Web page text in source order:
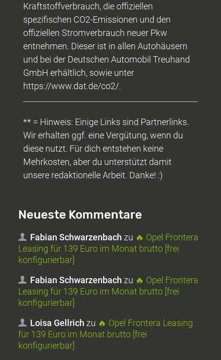
Kraftstoffverbrauch, die offiziellen
spezifischen CO2-Emissionen und den
offiziellen Stromverbrauch neuer Pkw
entnehmen. Dieser ist in allen Autohäusern
und bei der Deutschen Automobil Treuhand
GmbH erhältlich, sowie unter
https://www.dat.de/co2/.
** = Hinweis: Einige Links sind Partnerlinks.
Wir erhalten ggf. eine Vergütung, wenn du
diese nutzt. Für dich entstehen keine
Mehrkosten, aber du unterstützt damit
unsere redaktionelle Arbeit. Danke! :)
Neueste Kommentare
Fabian Schwarzenbach zu 🔥 Opel Frontera
Leasing für 139 Euro im Monat brutto [frei
konfigurierbar]
Fabian Schwarzenbach zu 🔥 Opel Frontera
Leasing für 139 Euro im Monat brutto [frei
konfigurierbar]
Loisa Gellrich zu 🔥 Opel Frontera Leasing
für 139 Euro im Monat brutto [frei
konfigurierbar]